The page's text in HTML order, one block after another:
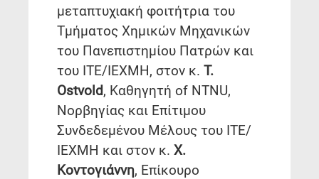
μεταπτυχιακή φοιτήτρια του
Τμήματος Χημικών Μηχανικών
του Πανεπιστημίου Πατρών και
του ΙΤΕ/ΙΕΧΜΗ, στον κ. T.
Ostvold, Καθηγητή of NTNU,
Νορβηγίας και Επίτιμου
Συνδεδεμένου Μέλους του ΙΤΕ/
ΙΕΧΜΗ και στον κ. Χ.
Κοντογιάννη, Επίκουρο